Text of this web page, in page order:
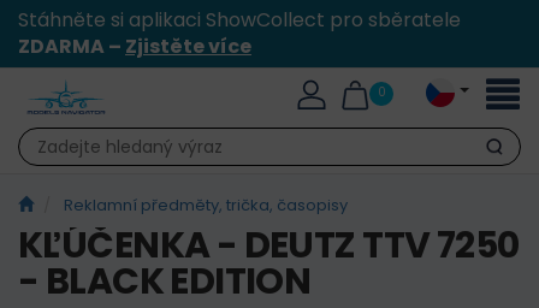
Stáhněte si aplikaci ShowCollect pro sběratele
ZDARMA – Zjistěte více
0
Hledat
Reklamní předměty, trička, časopisy
KĽÚČENKA - DEUTZ TTV 7250
- BLACK EDITION